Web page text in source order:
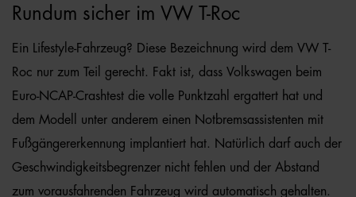
Rundum sicher im VW T-Roc
Ein Lifestyle-Fahrzeug? Diese Bezeichnung wird dem VW T-
Roc nur zum Teil gerecht. Fakt ist, dass Volkswagen beim
Euro-NCAP-Crashtest die volle Punktzahl ergattert hat und
dem Modell unter anderem einen Notbremsassistenten mit
Fußgängererkennung implantiert hat. Natürlich darf auch der
Geschwindigkeitsbegrenzer nicht fehlen und der Abstand
zum vorausfahrenden Fahrzeug wird automatisch gehalten.